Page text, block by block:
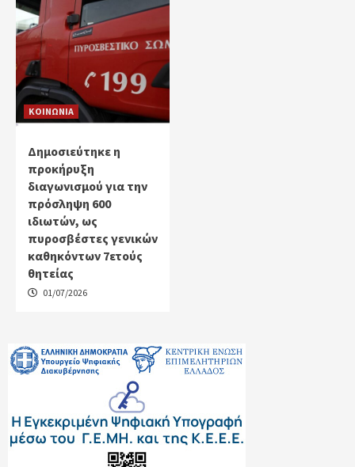
ΚΟΙΝΩΝΙΑ
Δημοσιεύτηκε η
προκήρυξη
διαγωνισμού για την
πρόσληψη 600
ιδιωτών, ως
πυροσβέστες γενικών
καθηκόντων 7ετούς
θητείας
01/07/2026